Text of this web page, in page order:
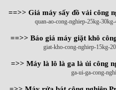
==>> Giá máy sấy đồ vải công
quan-ao-cong-nghiep-25kg-
==>> Báo giá máy giặt khô
giat-kho-cong-nghiep-15kg-
=>> Máy là lô là ga là ủi công
ga-ui-ga-cong-